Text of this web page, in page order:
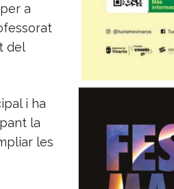
a
del
i ha
la
les